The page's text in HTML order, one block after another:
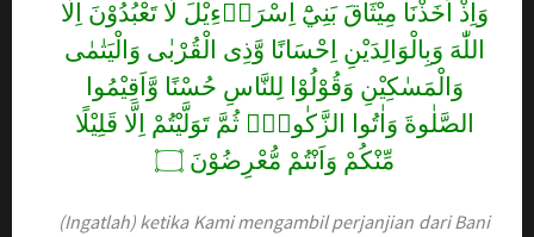
وَاِذْ اَخَذْنَا مِيْثَاقَ بَنِيْٓ اِسْرَاۤءِيْلَ لَا تَعْبُدُوْنَ اِلَّا
اللّٰهَ وَبِالْوَالِدَيْنِ اِحْسَانًا وَّذِى الْقُرْبٰى وَالْيَتٰمٰى
وَالْمَسٰكِيْنِ وَقُوْلُوْا لِلنَّاسِ حُسْنًا وَّاَقِيْمُوا
الصَّلٰوةَ وَاٰتُوا الزَّكٰوةَۗ ثُمَّ تَوَلَّيْتُمْ اِلَّا قَلِيْلًا
مِّنْكُمْ وَاَنْتُمْ مُّعْرِضُوْنَ ۝
(Ingatlah) ketika Kami mengambil perjanjian dari Bani